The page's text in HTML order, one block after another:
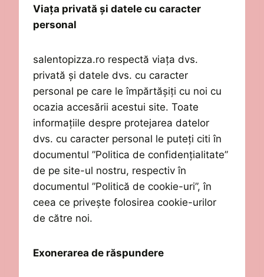
Viața privată și datele cu caracter
personal
salentopizza.ro respectă viața dvs.
privată și datele dvs. cu caracter
personal pe care le împărtășiți cu noi cu
ocazia accesării acestui site. Toate
informațiile despre protejarea datelor
dvs. cu caracter personal le puteți citi în
documentul ”Politica de confidențialitate”
de pe site-ul nostru, respectiv în
documentul ”Politică de cookie-uri”, în
ceea ce privește folosirea cookie-urilor
de către noi.
Exonerarea de răspundere